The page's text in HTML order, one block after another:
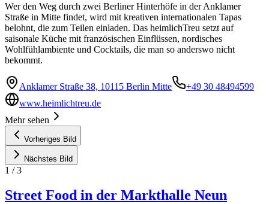
Wer den Weg durch zwei Berliner Hinterhöfe in der Anklamer
Straße in Mitte findet, wird mit kreativen internationalen Tapas
belohnt, die zum Teilen einladen. Das heimlichTreu setzt auf
saisonale Küche mit französischen Einflüssen, nordisches
Wohlfühlambiente und Cocktails, die man so anderswo nicht
bekommt.
Anklamer Straße 38, 10115 Berlin Mitte
+49 30 48494599
www.heimlichtreu.de
Mehr sehen
Vorheriges Bild
Nächstes Bild
1 /3
Street Food in der Markthalle Neun